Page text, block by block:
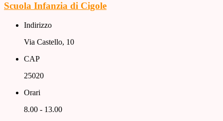
Scuola Infanzia di Cigole
Indirizzo
Via Castello, 10
CAP
25020
Orari
8.00 - 13.00